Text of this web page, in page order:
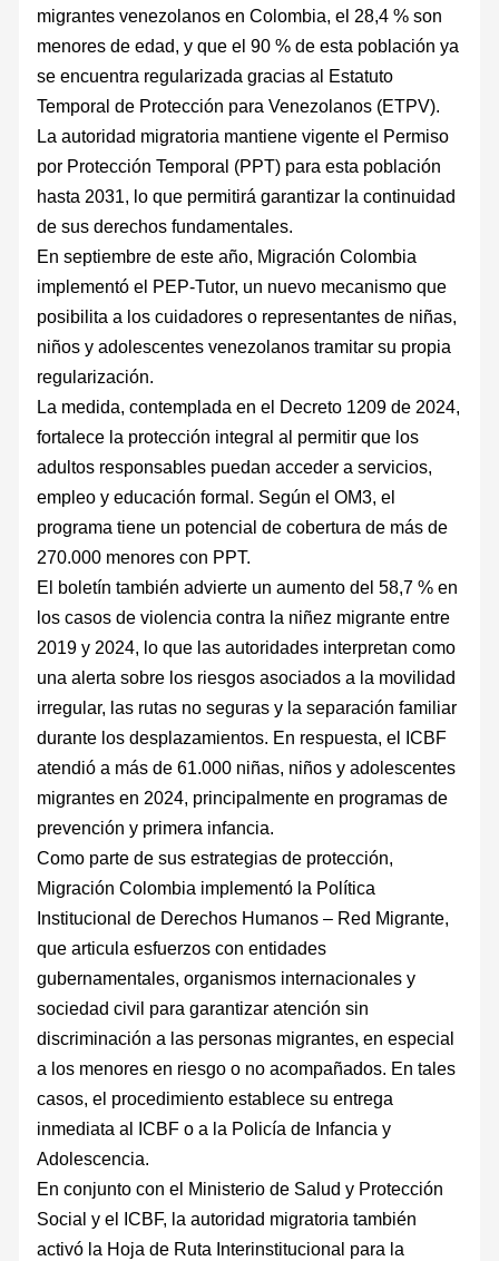
migrantes venezolanos en Colombia, el 28,4 % son
menores de edad, y que el 90 % de esta población ya
se encuentra regularizada gracias al Estatuto
Temporal de Protección para Venezolanos (ETPV).
La autoridad migratoria mantiene vigente el Permiso
por Protección Temporal (PPT) para esta población
hasta 2031, lo que permitirá garantizar la continuidad
de sus derechos fundamentales.
En septiembre de este año, Migración Colombia
implementó el PEP-Tutor, un nuevo mecanismo que
posibilita a los cuidadores o representantes de niñas,
niños y adolescentes venezolanos tramitar su propia
regularización.
La medida, contemplada en el Decreto 1209 de 2024,
fortalece la protección integral al permitir que los
adultos responsables puedan acceder a servicios,
empleo y educación formal. Según el OM3, el
programa tiene un potencial de cobertura de más de
270.000 menores con PPT.
El boletín también advierte un aumento del 58,7 % en
los casos de violencia contra la niñez migrante entre
2019 y 2024, lo que las autoridades interpretan como
una alerta sobre los riesgos asociados a la movilidad
irregular, las rutas no seguras y la separación familiar
durante los desplazamientos. En respuesta, el ICBF
atendió a más de 61.000 niñas, niños y adolescentes
migrantes en 2024, principalmente en programas de
prevención y primera infancia.
Como parte de sus estrategias de protección,
Migración Colombia implementó la Política
Institucional de Derechos Humanos – Red Migrante,
que articula esfuerzos con entidades
gubernamentales, organismos internacionales y
sociedad civil para garantizar atención sin
discriminación a las personas migrantes, en especial
a los menores en riesgo o no acompañados. En tales
casos, el procedimiento establece su entrega
inmediata al ICBF o a la Policía de Infancia y
Adolescencia.
En conjunto con el Ministerio de Salud y Protección
Social y el ICBF, la autoridad migratoria también
activó la Hoja de Ruta Interinstitucional para la